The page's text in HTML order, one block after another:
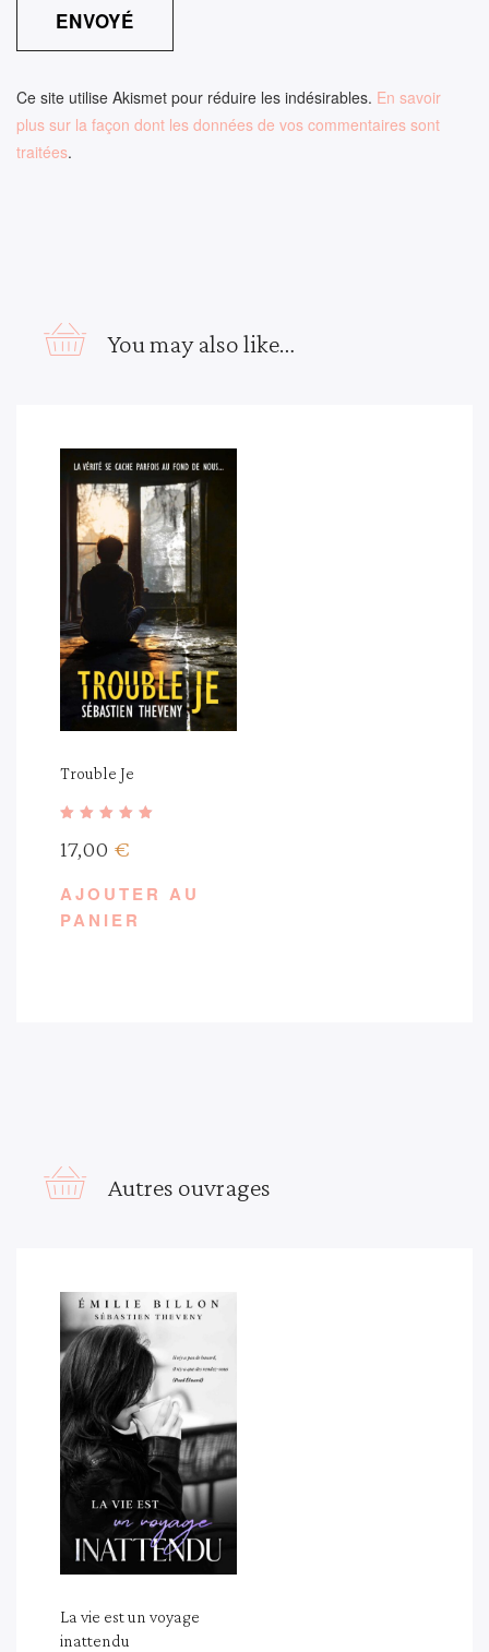
Ce site utilise Akismet pour réduire les indésirables. En savoir
plus sur la façon dont les données de vos commentaires sont
traitées.
You may also like…
Trouble Je
4.33
sur 5
17,00 €
AJOUTER AU
PANIER
Autres ouvrages
La vie est un voyage
inattendu